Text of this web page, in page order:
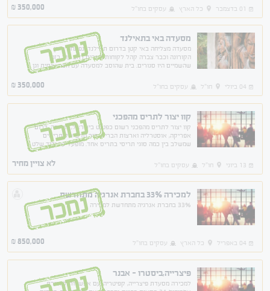
01 בדצמבר כל הארץ עסקים בחו"ל 350,000
₪
מסעדה באי בתאילנד
מסעדה מצליחה באי קטן בדרום תאילנד. נפתחה בזמן
הקורונה וכבר צברה קהל לקוחות חוזרים רחב עוד בזמן
שהשמיים היו סגורים. בית שהוסב למסעדה עם חצר ענקית וגן
נמכר
04 ביולי חו"ל עסקים בחו"ל 350,000
₪
קוו יצור לתריס מהפכני
קוו יצור לתריס מהפכני רשום כפטנט בישראל, אירופה, דרום
אפריקה, אוסטרליה וארצות הברית. דור חדש של תריסים
שמשלב בין כמה סוגי תריסי בתריס אחד. מופעל על ידיד שלט
נמכר
13 ביוני חו"ל עסקים בחו"ל לא צויין מחיר
למכירה 33% בחברת אנרגיה מתחדשת
33% בחברת אנרגיה מתחדשת למכירה נמכר
04 באפריל כל הארץ עסקים בחו"ל 850,000
₪
פיצרייה,ביסטרו - אבנר
למכירה מסעדת פיצרייה, קפיטריה..עם אפשרות למכירת